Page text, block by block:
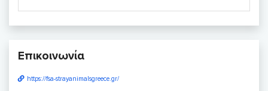
Επικοινωνία
https://fsa-strayanimalsgreece.gr/